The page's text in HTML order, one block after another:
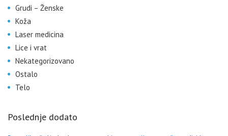
Grudi – Ženske
Koža
Laser medicina
Lice i vrat
Nekategorizovano
Ostalo
Telo
Poslednje dodato